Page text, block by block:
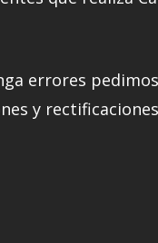
errores
y